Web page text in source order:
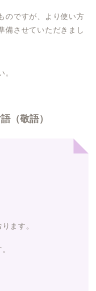
のですが、より使い方
備させていただきまし
。
（敬語）
ます。